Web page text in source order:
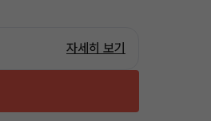
자세히 보기